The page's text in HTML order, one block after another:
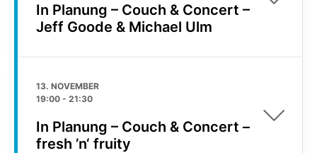
In Planung – Couch & Concert –
Jeff Goode & Michael Ulm
13. NOVEMBER
19:00 - 21:30
In Planung – Couch & Concert –
fresh ’n‘ fruity